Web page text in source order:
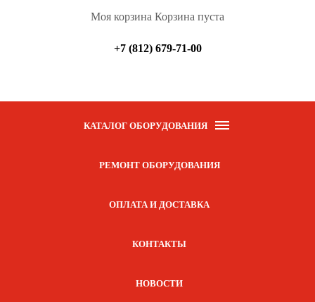
Моя корзина Корзина пуста
+7 (812) 679-71-00
КАТАЛОГ ОБОРУДОВАНИЯ
РЕМОНТ ОБОРУДОВАНИЯ
ОПЛАТА И ДОСТАВКА
КОНТАКТЫ
НОВОСТИ